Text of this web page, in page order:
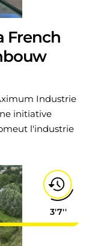
French
Industrie
initiative
l'industrie
3'7''